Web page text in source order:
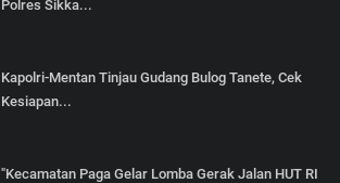
Polres Sikka...
Kapolri-Mentan Tinjau Gudang Bulog Tanete, Cek
Kesiapan...
"Kecamatan Paga Gelar Lomba Gerak Jalan HUT RI